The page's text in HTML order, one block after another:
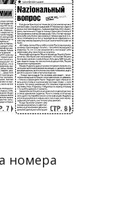
номера